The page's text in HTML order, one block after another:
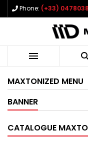
Phone: (+33)

MAXTONIZED MENU
BANNER
CATALOGUE